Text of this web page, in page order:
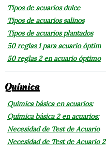
Tipos de acuarios dulce
Tipos de acuarios salinos
Tipos de acuarios plantados
50 reglas 1 para acuario óptim
50 reglas 2 en acuario óptimo
Química
Química básica en acuarios:
Química básica 2 en acuarios:
Necesidad de Test de Acuario
Necesidad de Test de Acuario 2